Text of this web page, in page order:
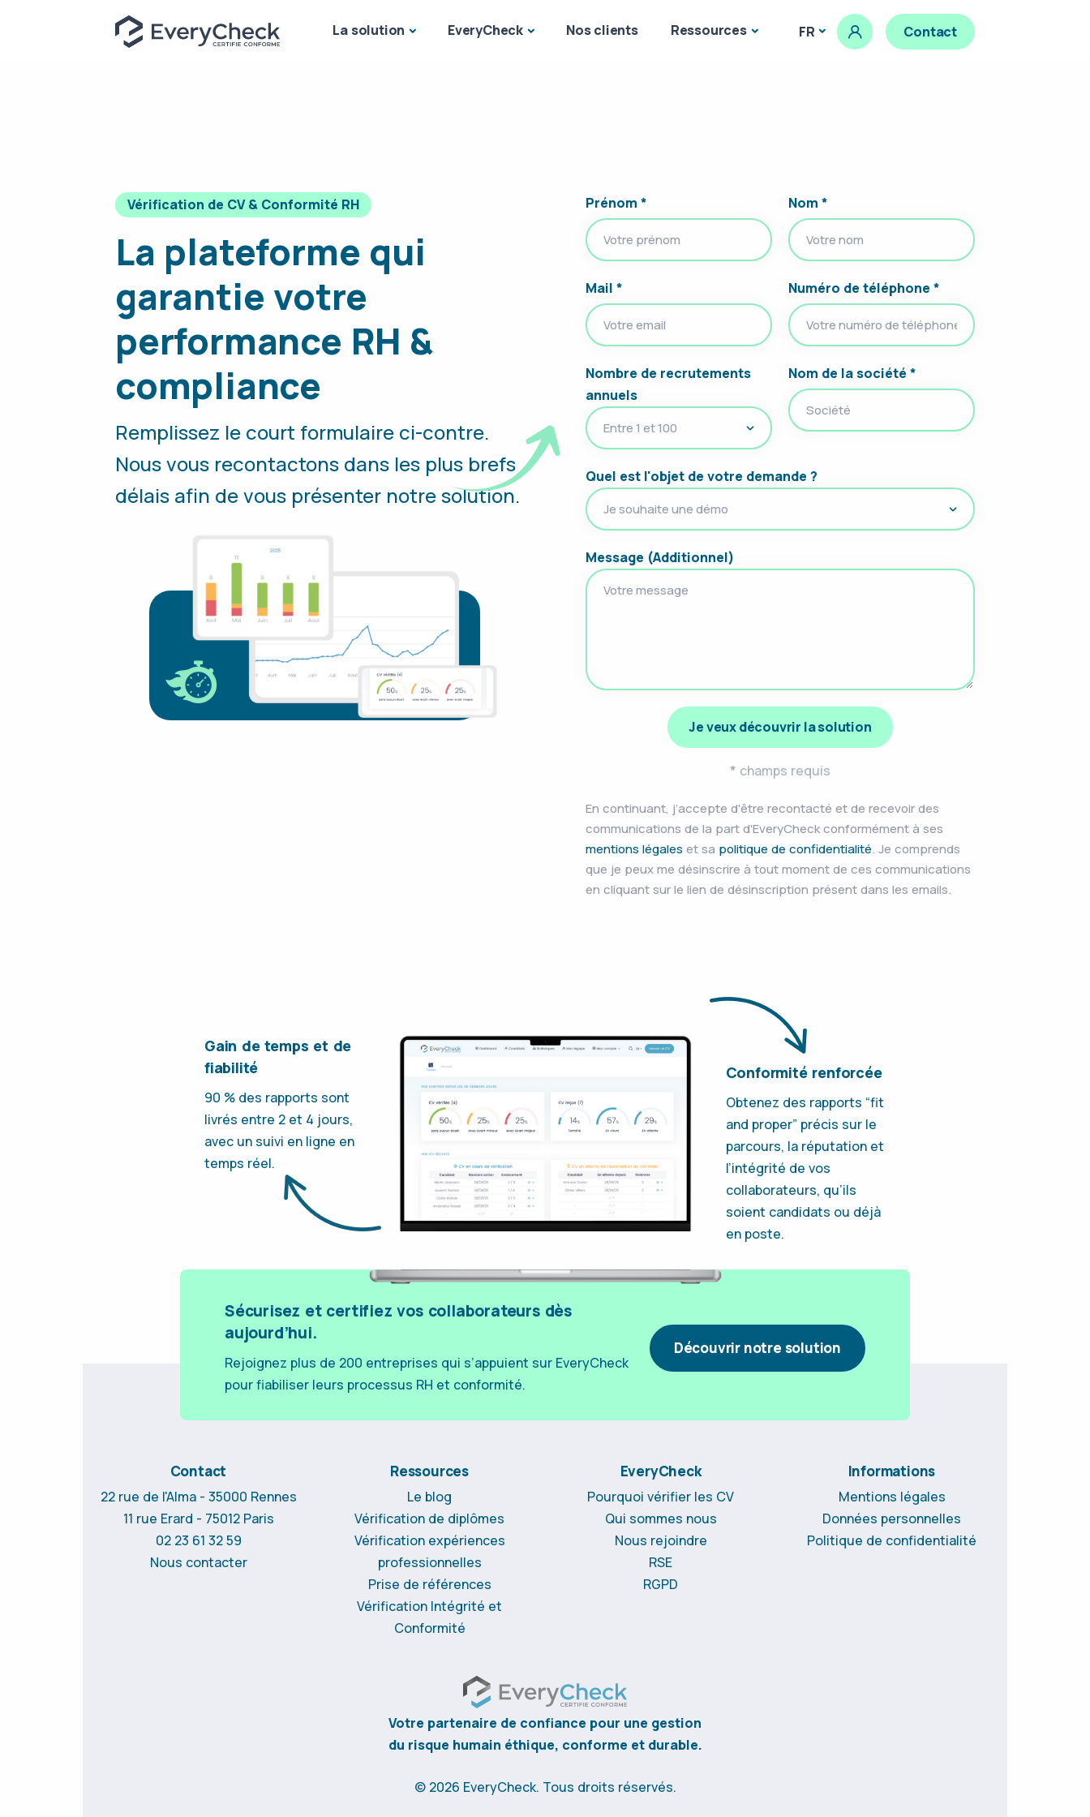
La solution EveryCheck Nos clients Ressources FR Contact
Vérification de CV & Conformité RH
La plateforme qui
garantie votre
performance RH &
compliance
Remplissez le court formulaire ci-contre.
Nous vous recontactons dans les plus brefs
délais afin de vous présenter notre solution.
Prénom * Nom *
Mail * Numéro de téléphone *
Nombre de recrutements
annuels
Nom de la société *
Quel est l'objet de votre demande ?
Message (Additionnel)
Je veux découvrir la solution
* champs requis
En continuant, j’accepte d'être recontacté et de recevoir des
communications de la part d'EveryCheck conformément à ses
mentions légales et sa politique de confidentialité. Je comprends
que je peux me désinscrire à tout moment de ces communications
en cliquant sur le lien de désinscription présent dans les emails.
Gain de temps et de
fiabilité
90 % des rapports sont
livrés entre 2 et 4 jours,
avec un suivi en ligne en
temps réel.
Conformité renforcée
Obtenez des rapports “fit
and proper” précis sur le
parcours, la réputation et
l’intégrité de vos
collaborateurs, qu’ils
soient candidats ou déjà
en poste.
Sécurisez et certifiez vos collaborateurs dès
aujourd’hui.
Rejoignez plus de 200 entreprises qui s’appuient sur EveryCheck
pour fiabiliser leurs processus RH et conformité.
Découvrir notre solution
Contact
22 rue de l'Alma - 35000 Rennes
11 rue Erard - 75012 Paris
02 23 61 32 59
Nous contacter
Ressources
Le blog
Vérification de diplômes
Vérification expériences
professionnelles
Prise de références
Vérification Intégrité et
Conformité
EveryCheck
Pourquoi vérifier les CV
Qui sommes nous
Nous rejoindre
RSE
RGPD
Informations
Mentions légales
Données personnelles
Politique de confidentialité
Votre partenaire de confiance pour une gestion
du risque humain éthique, conforme et durable.
© 2026 EveryCheck. Tous droits réservés.